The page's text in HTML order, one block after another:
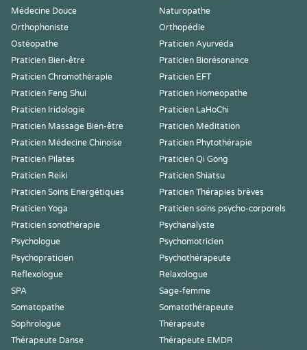
Médecine Douce
Naturopathe
Orthophoniste
Orthopédie
Ostéopathe
Praticien Ayurvéda
Praticien Bien-être
Praticien Biorésonance
Praticien Chromothérapie
Praticien EFT
Praticien Feng Shui
Praticien Homeopathe
Praticien Iridologie
Praticien LaHoChi
Praticien Massage Bien-être
Praticien Meditation
Praticien Médecine Chinoise
Praticien Phytothérapie
Praticien Pilates
Praticien Qi Gong
Praticien Reiki
Praticien Shiatsu
Praticien Soins Energétiques
Praticien Thérapies brèves
Praticien Yoga
Praticien soins psycho-corporels
Praticien sonothérapie
Psychanalyste
Psychologue
Psychomotricien
Psychopraticien
Psychothérapeute
Reflexologue
Relaxologue
SPA
Sage-femme
Somatopathe
Somatothérapeute
Sophrologue
Thérapeute
Thérapeute Danse
Thérapeute EMDR